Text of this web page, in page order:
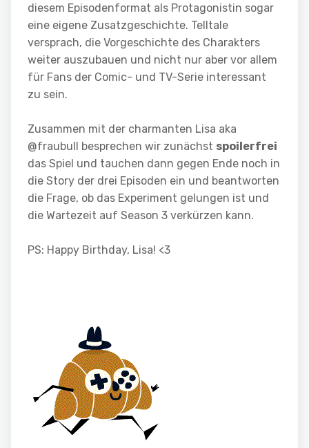
diesem Episodenformat als Protagonistin sogar
eine eigene Zusatzgeschichte. Telltale
versprach, die Vorgeschichte des Charakters
weiter auszubauen und nicht nur aber vor allem
für Fans der Comic- und TV-Serie interessant
zu sein.
Zusammen mit der charmanten Lisa aka
@fraubull besprechen wir zunächst spoilerfrei
das Spiel und tauchen dann gegen Ende noch in
die Story der drei Episoden ein und beantworten
die Frage, ob das Experiment gelungen ist und
die Wartezeit auf Season 3 verkürzen kann.
PS: Happy Birthday, Lisa! <3